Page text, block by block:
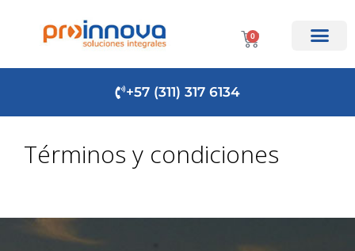
0
+57 (311) 317 6134
Términos y condiciones